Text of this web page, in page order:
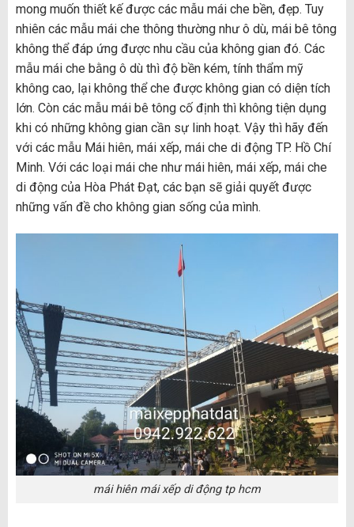
mong muốn thiết kế được các mẫu mái che bền, đẹp. Tuy
nhiên các mẫu mái che thông thường như ô dù, mái bê tông
không thể đáp ứng được nhu cầu của không gian đó. Các
mẫu mái che bằng ô dù thì độ bền kém, tính thẩm mỹ
không cao, lại không thể che được không gian có diện tích
lớn. Còn các mẫu mái bê tông cố định thì không tiện dụng
khi có những không gian cần sự linh hoạt. Vậy thì hãy đến
với các mẫu Mái hiên, mái xếp, mái che di động TP. Hồ Chí
Minh. Với các loại mái che như mái hiên, mái xếp, mái che
di động của Hòa Phát Đạt, các bạn sẽ giải quyết được
những vấn đề cho không gian sống của mình.
mái hiên mái xếp di động tp hcm